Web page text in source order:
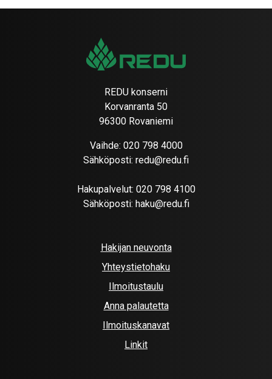
REDU konserni
Korvanranta 50
96300 Rovaniemi
Vaihde: 020 798 4000
Sähköposti: redu@redu.fi
Hakupalvelut: 020 798 4100
Sähköposti: haku@redu.fi
Hakijan neuvonta
Yhteystietohaku
Ilmoitustaulu
Anna palautetta
Ilmoituskanavat
Linkit